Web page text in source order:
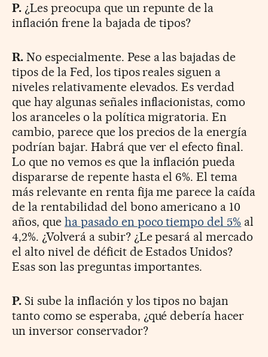
P. ¿Les preocupa que un repunte de la
inflación frene la bajada de tipos?
R. No especialmente. Pese a las bajadas de
tipos de la Fed, los tipos reales siguen a
niveles relativamente elevados. Es verdad
que hay algunas señales inflacionistas, como
los aranceles o la política migratoria. En
cambio, parece que los precios de la energía
podrían bajar. Habrá que ver el efecto final.
Lo que no vemos es que la inflación pueda
dispararse de repente hasta el 6%. El tema
más relevante en renta fija me parece la caída
de la rentabilidad del bono americano a 10
años, que ha pasado en poco tiempo del 5% al
4,2%. ¿Volverá a subir? ¿Le pesará al mercado
el alto nivel de déficit de Estados Unidos?
Esas son las preguntas importantes.
P. Si sube la inflación y los tipos no bajan
tanto como se esperaba, ¿qué debería hacer
un inversor conservador?